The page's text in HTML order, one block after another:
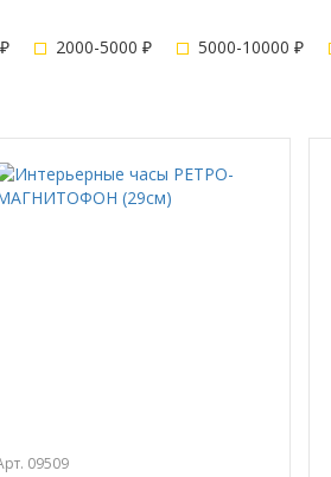
2000-5000 ₽ 5000-10000 ₽
09509